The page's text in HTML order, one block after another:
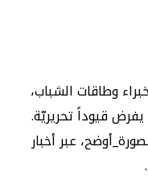
وطاقات الشباب،
قيوداً تحريريّة.
عبر أخبار